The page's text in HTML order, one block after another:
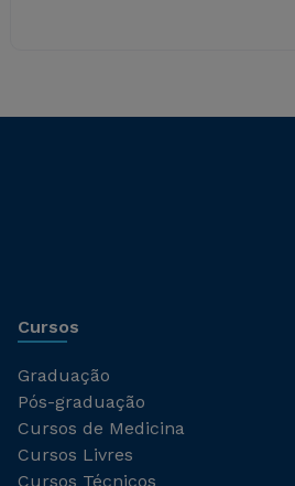
Cursos
Graduação
Pós-graduação
Cursos de Medicina
Cursos Livres
Cursos Técnicos